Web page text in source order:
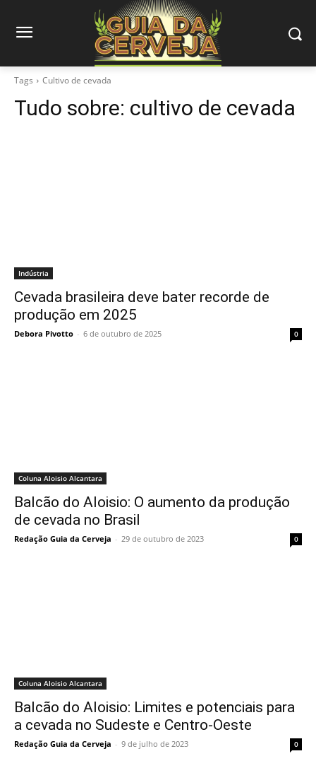
Tags Cultivo de cevada
Tudo sobre: cultivo de cevada
Indústria
Cevada brasileira deve bater recorde de
produção em 2025
Debora Pivotto - 6 de outubro de 2025 0
Coluna Aloisio Alcantara
Balcão do Aloisio: O aumento da produção
de cevada no Brasil
Redação Guia da Cerveja - 29 de outubro de 2023 0
Coluna Aloisio Alcantara
Balcão do Aloisio: Limites e potenciais para
a cevada no Sudeste e Centro-Oeste
Redação Guia da Cerveja - 9 de julho de 2023 0